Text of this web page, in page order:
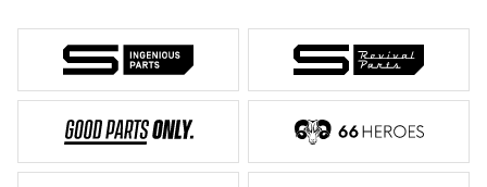
organismes aquatiques (entraîne des
effets néfastes à long terme) · Mot de
signalisation: Danger · Pictogramme
inflammable · Pictogramme de danger:
GHS07 - Attention dangereux ·
Pictogramme de danger: GHS09 -